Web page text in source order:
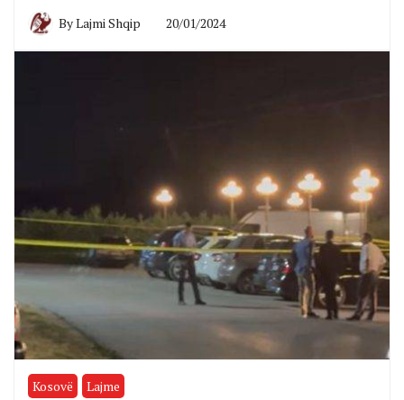
ByLajmi Shqip 20/01/2024
Kosovë Lajme